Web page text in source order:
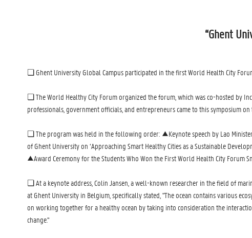
“Ghent
❏ Ghent University Global Campus participated in the first World Health City
❏ The World Healthy City Forum organized the forum, which was co-hosted by
professionals, government officials, and entrepreneurs came to this symposium
❏ The program was held in the following order: ▲Keynote speech by Lao
of Ghent University on ‘Approaching Smart Healthy Cities as a Sustainable
▲Award Ceremony for the Students Who Won the First World Health City Forum
❏ At a keynote address, Colin Jansen, a well-known researcher in the field of
at Ghent University in Belgium, specifically stated, "The ocean contains various
on working together for a healthy ocean by taking into consideration the
change.”